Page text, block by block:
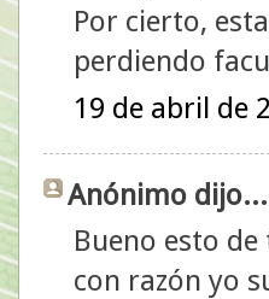
Por cierto,
perdiendo
19 de abril de
Anónimo dijo...
Bueno esto
con razón yo